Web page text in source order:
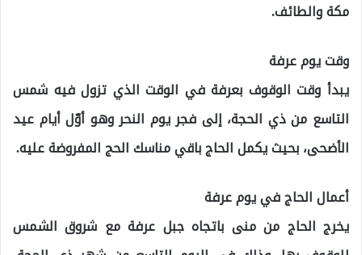
مكة والطائف.
وقت يوم عرفة
يبدأ وقت الوقوف بعرفة في الوقت الذي تزول فيه شمس
التاسع من ذي الحجة، إلى فجر يوم النحر وهو أوّل أيام عيد
الأضحى، بحيث يكمل الحاج باقي مناسك الحج المفروضة عليه.
أعمال الحاج في يوم عرفة
يخرج الحاج من منى باتجاه جبل عرفة مع شروق الشمس